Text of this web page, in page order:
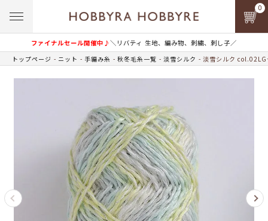
ファイナルセール開催中♪＼リバティ 生地、編み物、刺繍、刺し子／
0
トップページ ニット 手編み糸 秋冬毛糸一覧 淡雪シルク 淡雪シルク